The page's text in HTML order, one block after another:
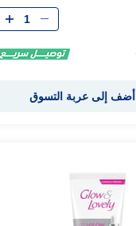
الكمية
أضف إلى عربة التسوق